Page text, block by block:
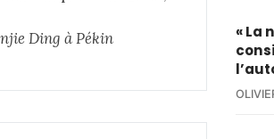
Ding à Pékin
« La